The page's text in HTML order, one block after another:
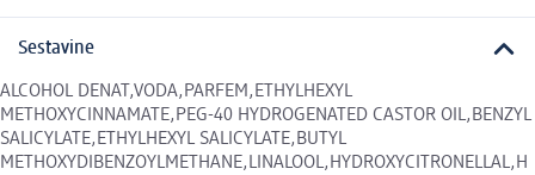
Sestavine
ALCOHOL DENAT,VODA,PARFEM,ETHYLHEXYL
METHOXYCINNAMATE,PEG-40 HYDROGENATED CASTOR OIL,BENZYL
SALICYLATE,ETHYLHEXYL SALICYLATE,BUTYL
METHOXYDIBENZOYLMETHANE,LINALOOL,HYDROXYCITRONELLAL,H